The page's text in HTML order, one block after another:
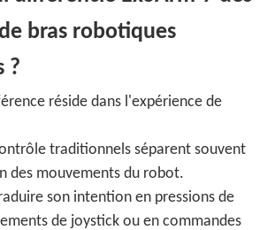
bras robotiques
?
réside dans l'expérience de
traditionnels séparent souvent
des mouvements du robot.
son intention en pressions de
de joystick ou en commandes